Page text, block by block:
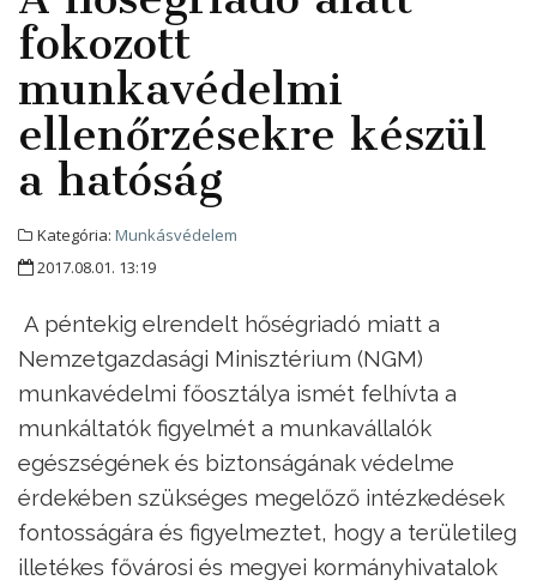
fokozott
munkavédelmi
ellenőrzésekre készül
a hatóság
Kategória: Munkásvédelem
2017.08.01. 13:19
A péntekig elrendelt hőségriadó miatt a
Nemzetgazdasági Minisztérium (NGM)
munkavédelmi főosztálya ismét felhívta a
munkáltatók figyelmét a munkavállalók
egészségének és biztonságának védelme
érdekében szükséges megelőző intézkedések
fontosságára és figyelmeztet, hogy a területileg
illetékes fővárosi és megyei kormányhivatalok